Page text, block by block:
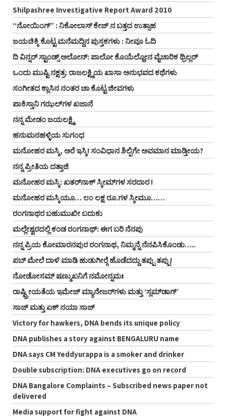
Shilpashree Investigative Report Award 2010
“ನೋಯಿಂಗ್” : ನಿಕೋಲಾಸ್ ಕೇಜ್ ನ ಬತ್ತದ ಉತ್ಸಾಹ
ಜಯಚಿಕ್ಕಿ ಕೊಟ್ಟ ಮನೆಮದ್ದಿನ ಪುಸ್ತಕಗಳು : ನೀವೂ ಓದಿ
ದಿ ವಿನ್ನರ್ ಸ್ಟಾಂಡ್ಸ್ ಅಲೋನ್: ಪಾಲೋ ಕೊಯೆಲ್ಹೋನ ವೈಚಾರಿಕ ಥ್ರಿಲ್ಲರ್
ಒಂದು ಮುಷ್ಟಿ ನಕ್ಷತ್ರ: ರಾಜಲಕ್ಷ್ಮಿಯ ಖಾಸಾ ಅನುಭವದ ಕಥೆಗಳು
ಸಂಗೀತದ ಕ್ಲಾಸಿನ ನಂತರ ಚಾ ಕೊಟ್ಟ ಜೀವಗಳು
ಪಾಕಿಸ್ತಾನಿ ಗಝಲ್‌ಗಳ ಖಜಾನೆ
ನನ್ನ ಮೇಡಂ ಜಯಲಕ್ಷ್ಮಿ
ಹನುಮನಹಳ್ಳಿಯ ಸುಗಂಧ
ಮನೋಹರ ಮಸ್ಕಿ, ಅರೆ ಇಸ್ಕಿ! ಸಂವಿಧಾನ ಶಿಲ್ಪಿಗೇ ಅವಮಾನ ಮಾಡ್ತೀಯ?
ನನ್ನ ಪ್ರೀತಿಯ ದತ್ತಾಜಿ
ಮನೋಹರ ಮಸ್ಕಿ: ಖತರ್‌ನಾಕ್ ಸ್ಕೀಮ್‌ಗಳ ಸರದಾರ !
ಮನೋಹರ ಮಸ್ಕಿಯೂ… ೮೦ ಲಕ್ಷ ರೂ.ಗಳ ಸ್ಕೀಮೂ……
ರಂಗನಾಥರ ಬಹುಮುಖೀ ಬದುಕು
ಮಲ್ಲೇಶ್ವರದಲ್ಲಿ ಕಂಡ ರಂಗನಾಥ್: ಈಗ ಬರಿ ನೆನಪು
ನನ್ನ ಪ್ರಿಯ ಕೋಮಾರನಪುರ ರಂಗನಾಥ, ನಿಮ್ಮನ್ನೆ ನೆನಪಿಸಿಕೊಂಡು…..
ಪಬ್ ಮೇಲೆ ದಾಳಿ ಮಾಡಿ ಹುಡುಗೀರ್‍ಗೆ ಹೊಡೆದದ್ದು ತಪ್ಪು ತಪ್ಪು!
ನೋಡೋಸಮ್ ಷಣ್ಮುಖನಿಗೆ ನಮೋನ್ನಮಃ
ರಾಷ್ಟ್ರೀಯತೆಯ ಇಮೇಜ್ ಮ್ಯಾನೇಜರ್‌ಗಳು ಮತ್ತು ‘ಸ್ಲಮ್‌ಡಾಗ್’
ಸಾಜ್ ಮತ್ತು ಏಕ್ ನಯಾ ಸಾಜ್
Victory for hawkers, DNA bends its unique policy
DNA publishes a story against BENGALURU name
DNA says CM Yeddyurappa is a smoker and drinker
Double subscription: DNA executives go on record
DNA Bangalore Complaints – Subscribed news paper not
delivered
Media support for fight against DNA